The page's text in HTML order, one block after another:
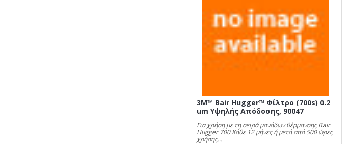
3M™ Bair Hugger™ Φίλτρο (700s) 0.2
um Υψηλής Απόδοσης, 90047
Για χρήση με τη σειρά μονάδων θέρμανσης Bair
Hugger 700 Κάθε 12 μήνες ή μετά από 500 ώρες
χρήσης...